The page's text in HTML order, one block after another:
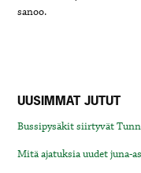
sanoo.
UUSIMMAT JUTUT
Bussipysäkit siirtyvät
Mitä ajatuksia uudet juna-